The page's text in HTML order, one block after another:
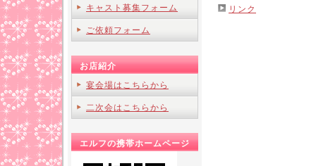
リンク
キャスト募集フォーム
ご依頼フォーム
お店紹介
宴会場はこちらから
二次会はこちらから
エルフの携帯ホームページ